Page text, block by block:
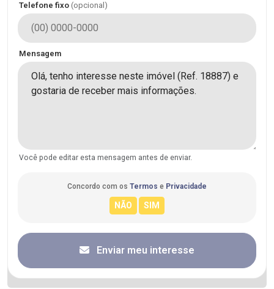
Telefone fixo (opcional)
Mensagem
Você pode editar esta mensagem antes de enviar.
Concordo com os Termos e Privacidade
Enviar meu interesse